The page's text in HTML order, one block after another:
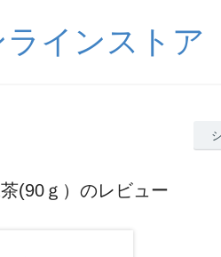
インストア
(90ｇ）のレビュー